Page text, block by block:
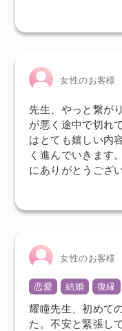
女性のお客様
先生、やっと繋が
が悪く途中で切れ
はとても嬉しい内
く進んでいきます
にありがとうござ
女性のお客様
恋愛 結婚 復縁
耀瞳先生、初めて
た。不安と緊張し